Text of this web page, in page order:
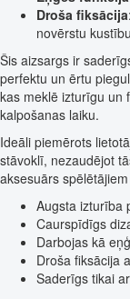
Droša fiksācija
novērstu
Šis aizsargs ir
perfektu un ērtu
kas meklē izturīgu un
kalpošanas laiku.
Ideāli piemērots
stāvoklī, nezaudējot
aksesuārs
Augsta izturība
Caurspīdīgs
Darbojas kā
Droša fiksācija
Saderīgs tikai